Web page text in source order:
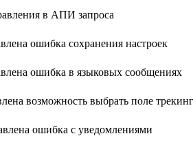
в АПИ запроса
ошибка сохранения настроек
ошибка в языковых сообщениях
возможность выбрать поле
ошибка с уведомлениями